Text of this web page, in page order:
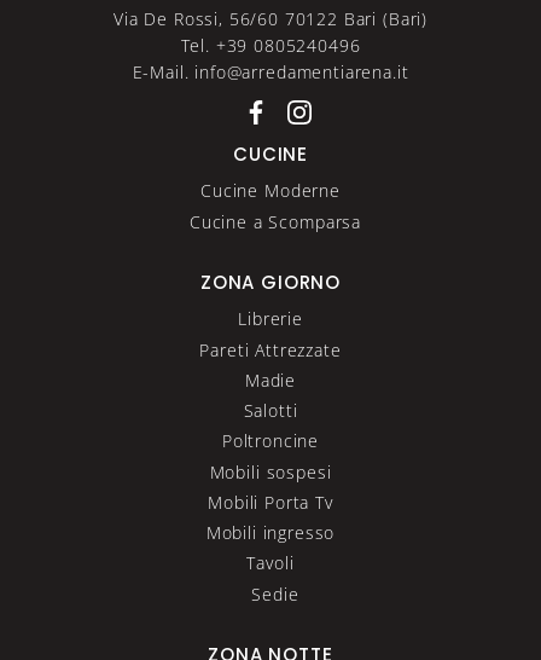
Via De Rossi, 56/60 70122 Bari (Bari)
Tel. +39 0805240496
E-Mail. info@arredamentiarena.it
CUCINE
Cucine Moderne
Cucine a Scomparsa
ZONA GIORNO
Librerie
Pareti Attrezzate
Madie
Salotti
Poltroncine
Mobili sospesi
Mobili Porta Tv
Mobili ingresso
Tavoli
Sedie
ZONA NOTTE